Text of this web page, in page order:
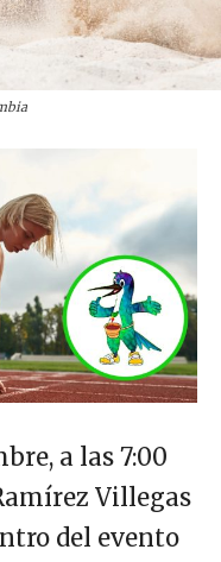
a las 7:00
Villegas
del evento